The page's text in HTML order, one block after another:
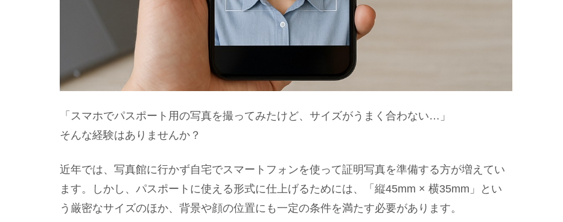
「スマホでパスポート用の写真を撮ってみたけど、サイズがうまく合わない…」
そんな経験はありませんか？
近年では、写真館に行かず自宅でスマートフォンを使って証明写真を準備する方が増えてい
ます。しかし、パスポートに使える形式に仕上げるためには、「縦45mm × 横35mm」とい
う厳密なサイズのほか、背景や顔の位置にも一定の条件を満たす必要があります。